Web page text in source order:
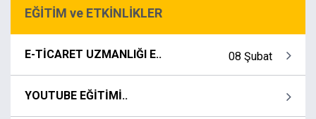
EĞİTİM ve ETKİNLİKLER
E-TİCARET UZMANLIĞI E.. 08 Şubat
YOUTUBE EĞİTİMİ..